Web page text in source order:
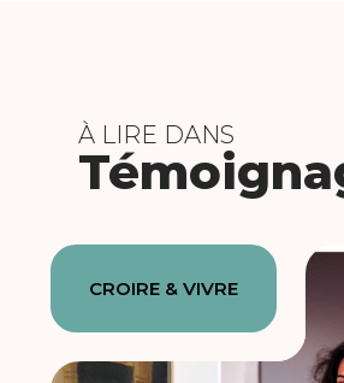
À LIRE DANS
CROIRE & VIVRE